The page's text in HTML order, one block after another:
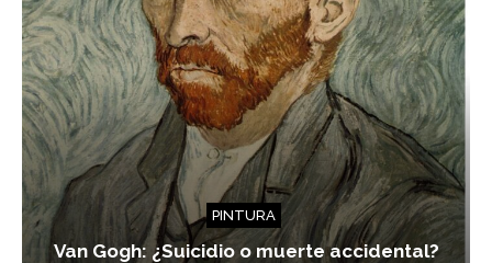
PINTURA
Van Gogh: ¿Suicidio o muerte accidental?